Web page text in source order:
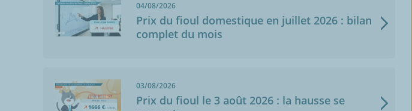
04/08/2026
Prix du fioul domestique en juillet 2026 : bilan
complet du mois
03/08/2026
Prix du fioul le 3 août 2026 : la hausse se